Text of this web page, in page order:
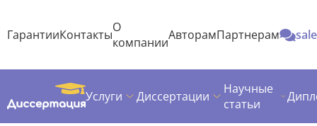
ГарантииКонтактыО
компанииАвторамПартнерам
Услуги Диссертации
Научные
статьи
ДиссертацияТемы магистерских диссертаций